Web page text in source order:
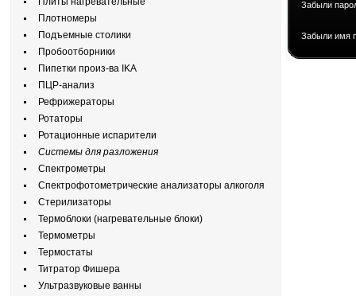
Плотномеры
Подъемные столики
Пробоотборники
Пипетки произ-ва IKA
ПЦР-анализ
Рефрижераторы
Ротаторы
Ротационные испарители
Системы для разложения
Спектрометры
Спектрофотометрические анализаторы алкоголя
Стерилизаторы
Термоблоки (нагревательные блоки)
Термометры
Термостаты
Титратор Фишера
Ультразвуковые ванны
Забыли
Забыли имя